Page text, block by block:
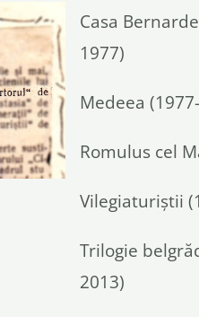
Casa
1977)
Medeea
Romulus cel
Vilegiaturiștii
Trilogie
2013)